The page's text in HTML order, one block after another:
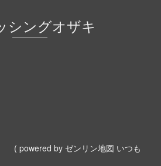
シングオザキ
( powered by ゼンリン地図 いつも